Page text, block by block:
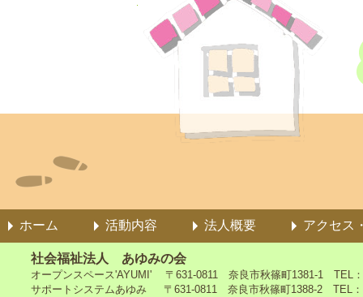
ホーム 活動内容 法人概要 アクセス
社会福祉法人 あゆみの会
オープンスペース'AYUMI' 〒631-0811 奈良市秋篠町1381-1 TEL
サポートシステムあゆみ 〒631-0811 奈良市秋篠町1388-2 TEL：